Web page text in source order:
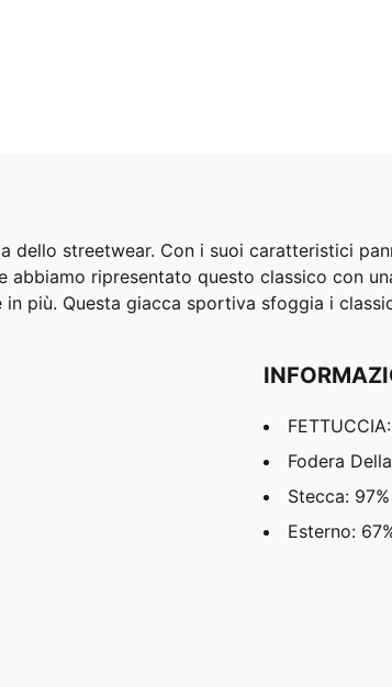
dello streetwear. Con i suoi caratteristici
abbiamo ripresentato questo classico con
più. Questa giacca sportiva sfoggia i
Fodera
Stecca:
Esterno: